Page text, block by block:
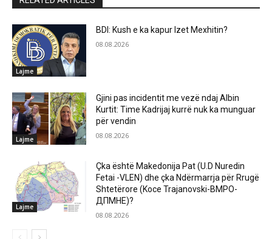
Lajme
BDI: Kush e ka kapur Izet Mexhitin?
08.08.2026
Lajme
Gjini pas incidentit me vezë ndaj Albin
Kurtit: Time Kadrijaj kurrë nuk ka munguar
për vendin
08.08.2026
Lajme
Çka është Makedonija Pat (U.D Nuredin
Fetai -VLEN) dhe çka Ndërmarrja për Rrugë
Shtetërore (Koce Trajanovski-ВМРО-
ДПМНЕ)?
08.08.2026